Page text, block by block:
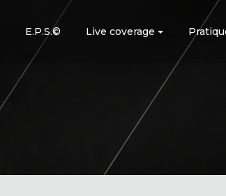
E.P.S.© Live coverage